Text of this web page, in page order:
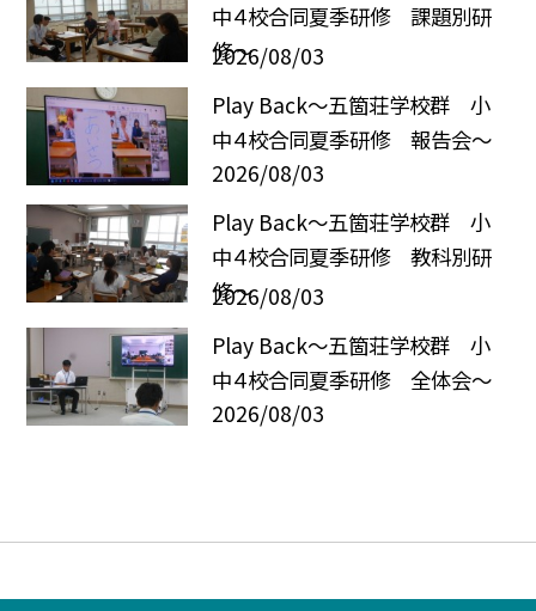
中４校合同夏季研修 課題別研
修～
2026/08/03
Play Back～五箇荘学校群 小
中４校合同夏季研修 報告会～
2026/08/03
Play Back～五箇荘学校群 小
中４校合同夏季研修 教科別研
修～
2026/08/03
Play Back～五箇荘学校群 小
中４校合同夏季研修 全体会～
2026/08/03